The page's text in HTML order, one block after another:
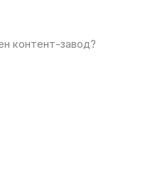
контент-завод?